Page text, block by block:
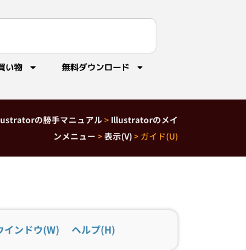
い物 無料ダウンロード
の勝手マニュアル > Illustratorのメイ
ンメニュー >表示(V) > ガイド(U)
インドウ(W) ヘルプ(H)